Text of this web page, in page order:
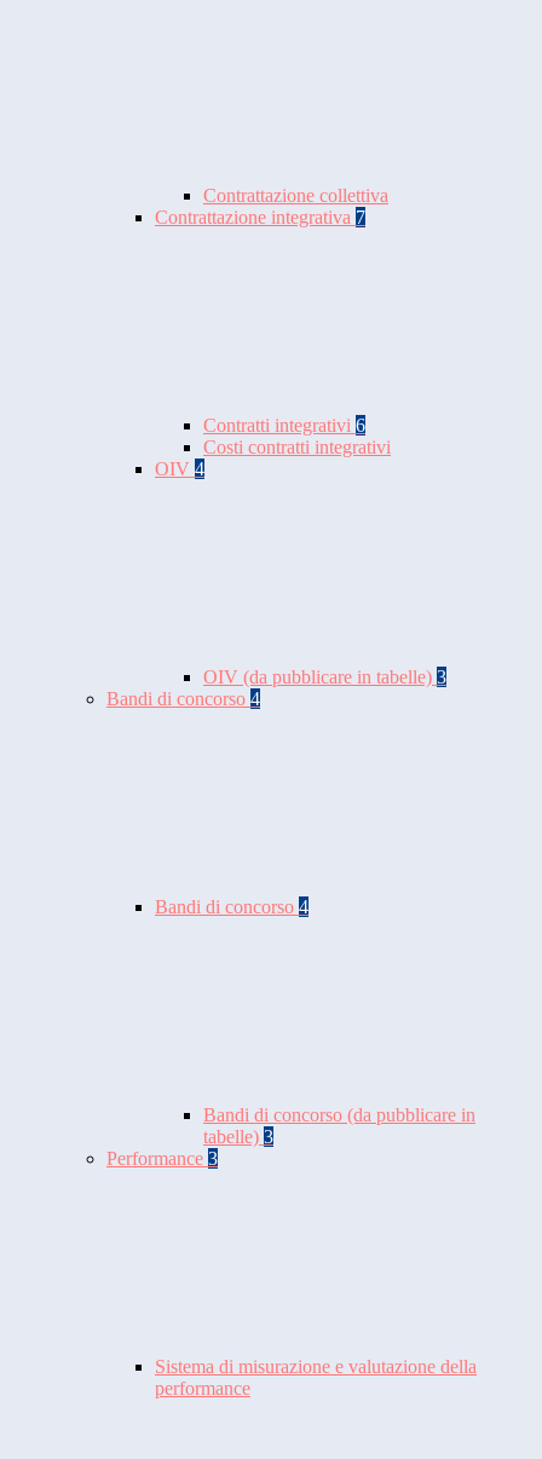
Contrattazione collettiva
Contrattazione integrativa 7
Contratti integrativi 6
Costi contratti integrativi
OIV 4
OIV (da pubblicare in tabelle) 3
Bandi di concorso 4
Bandi di concorso 4
Bandi di concorso (da pubblicare in
tabelle) 3
Performance 3
Sistema di misurazione e valutazione della
performance